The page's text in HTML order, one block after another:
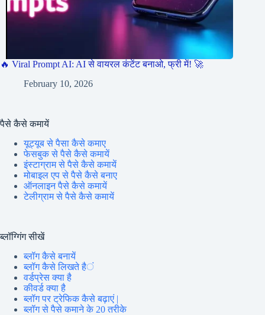
🔥 Viral Prompt AI: AI से वायरल कंटेंट बनाओ, फ्री में! 🚀
February 10, 2026
पैसे कैसे कमायें
यूट्यूब से पैसा कैसे कमाए
फेसबुक से पैसे कैसे कमायें
इंस्टाग्राम से पैसे कैसे कमायें
मोबाइल एप से पैसे कैसे बनाए
ऑनलाइन पैसे कैसे कमायें
टेलीग्राम से पैसे कैसे कमायें
ब्लॉग्गिंग सीखें
ब्लॉग कैसे बनायें
ब्लॉग कैसे लिखते हैं
वर्डप्रेस क्या है
कीवर्ड क्या है
ब्लॉग पर ट्रेफिक कैसे बढ़ाएं |
ब्लॉग से पैसे कमाने के 20 तरीके